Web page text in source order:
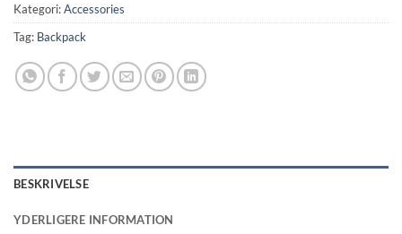
Kategori:Accessories
Tag: Backpack
BESKRIVELSE
YDERLIGERE INFORMATION